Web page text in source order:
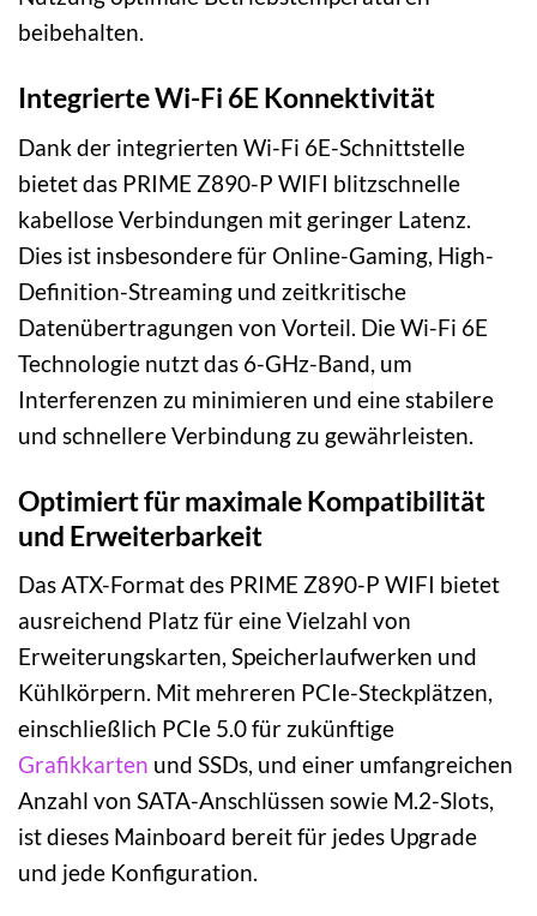
beibehalten.
Integrierte Wi-Fi 6E Konnektivität
Dank der integrierten Wi-Fi 6E-Schnittstelle
bietet das PRIME Z890-P WIFI blitzschnelle
kabellose Verbindungen mit geringer Latenz.
Dies ist insbesondere für Online-Gaming, High-
Definition-Streaming und zeitkritische
Datenübertragungen von Vorteil. Die Wi-Fi 6E
Technologie nutzt das 6-GHz-Band, um
Interferenzen zu minimieren und eine stabilere
und schnellere Verbindung zu gewährleisten.
Optimiert für maximale Kompatibilität
und Erweiterbarkeit
Das ATX-Format des PRIME Z890-P WIFI bietet
ausreichend Platz für eine Vielzahl von
Erweiterungskarten, Speicherlaufwerken und
Kühlkörpern. Mit mehreren PCIe-Steckplätzen,
einschließlich PCIe 5.0 für zukünftige
Grafikkarten und SSDs, und einer umfangreichen
Anzahl von SATA-Anschlüssen sowie M.2-Slots,
ist dieses Mainboard bereit für jedes Upgrade
und jede Konfiguration.